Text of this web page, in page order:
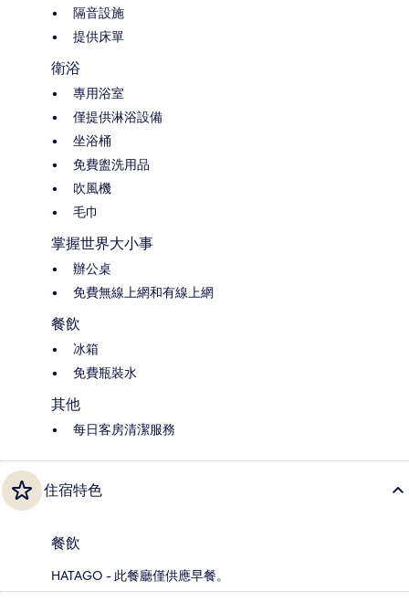
隔音設施
提供床單
衛浴
專用浴室
僅提供淋浴設備
坐浴桶
免費盥洗用品
吹風機
毛巾
掌握世界大小事
辦公桌
免費無線上網和有線上網
餐飲
冰箱
免費瓶裝水
其他
每日客房清潔服務
住宿特色
餐飲
HATAGO - 此餐廳僅供應早餐。